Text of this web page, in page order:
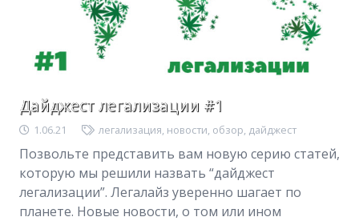
Дайджест легализации #1
1.06.21 легализация, новости, обзор, дайджест
Позвольте представить вам новую серию статей,
которую мы решили назвать “дайджест
легализации”. Легалайз уверенно шагает по
планете. Новые новости, о том или ином